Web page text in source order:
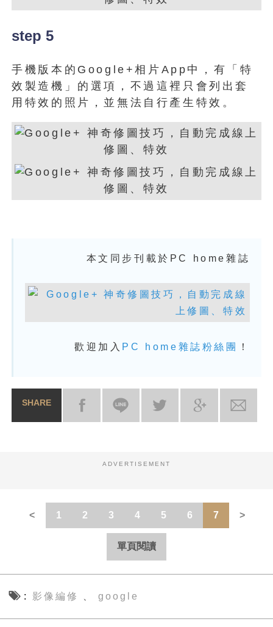
step 5
手機版本的Google+相片App中，有「特
效製造機」的選項，不過這裡只會列出套
用特效的照片，並無法自行產生特效。
本文同步刊載於PC home雜誌
歡迎加入 PC home雜誌粉絲團 ！
SHARE
ADVERTISEMENT
1 2 3 4 5 6 7
單頁閱讀
影像編修 google